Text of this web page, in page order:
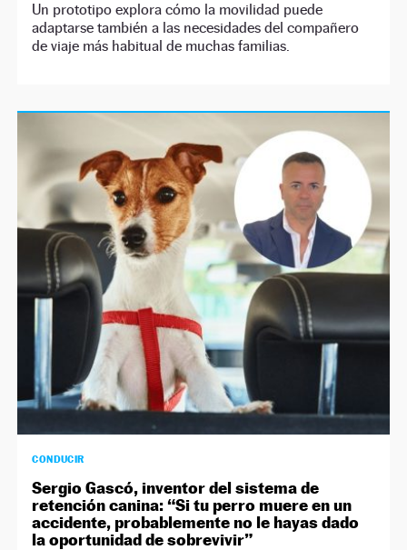
Un prototipo explora cómo la movilidad puede
adaptarse también a las necesidades del compañero
de viaje más habitual de muchas familias.
CONDUCIR
Sergio Gascó, inventor del sistema de
retención canina: “Si tu perro muere en un
accidente, probablemente no le hayas dado
la oportunidad de sobrevivir”